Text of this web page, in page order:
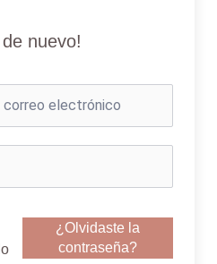
nuevo!
¿Olvidaste la
contraseña?